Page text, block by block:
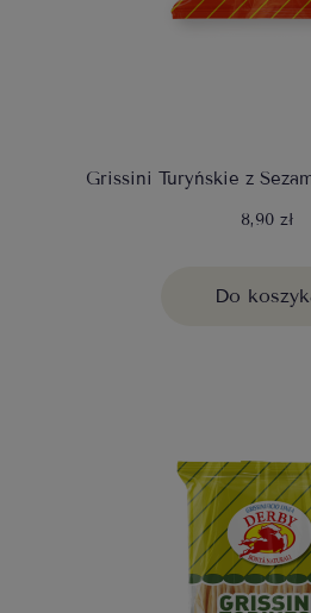
Grissini Turyńskie z
8,90 zł
Do